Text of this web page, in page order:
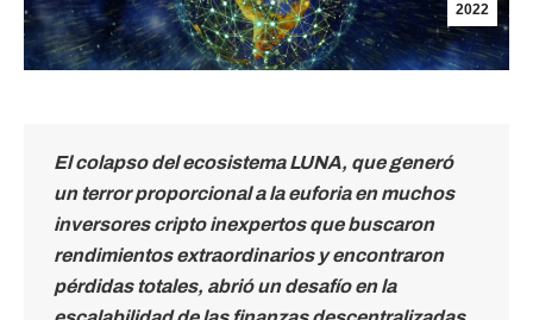
2022
El colapso del ecosistema LUNA, que generó
un terror proporcional a la euforia en muchos
inversores cripto inexpertos que buscaron
rendimientos extraordinarios y encontraron
pérdidas totales, abrió un desafío en la